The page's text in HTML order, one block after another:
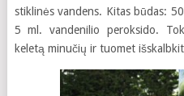
stiklinės vandens. Kitas būdas:
5 ml. vandenilio peroksido.
keletą minučių ir tuomet